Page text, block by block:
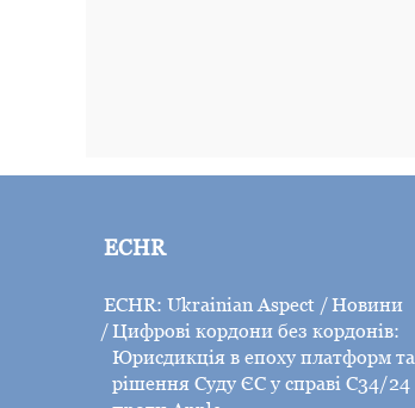
ECHR
ECHR: Ukrainian Aspect
Новини
Цифрові кордони без кордонів:
Юрисдикція в епоху платформ та
рішення Суду ЄС у справі C34/24